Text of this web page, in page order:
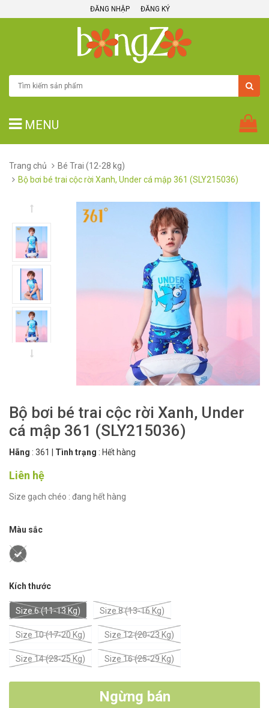
ĐĂNG NHẬP ĐĂNG KÝ
MENU
Trang chủ
Bé Trai (12-28 kg)
Bộ bơi bé trai cộc rời Xanh, Under cá mập 361 (SLY215036)
Bộ bơi bé trai cộc rời Xanh, Under
cá mập 361 (SLY215036)
Hãng : 361 Tình trạng : Hết hàng
Liên hệ
Size gạch chéo : đang hết hàng
Màu sắc
Kích thước
Size 6 (11-13 Kg) Size 8 (13-16 Kg)
Size 10 (17-20 Kg) Size 12 (20-23 Kg)
Size 14 (23-25 Kg) Size 16 (25-29 Kg)
Ngừng bán